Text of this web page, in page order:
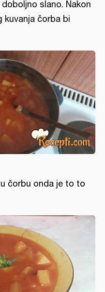
slano. Nakon
kuvanja čorba bi
čorbu onda je to to